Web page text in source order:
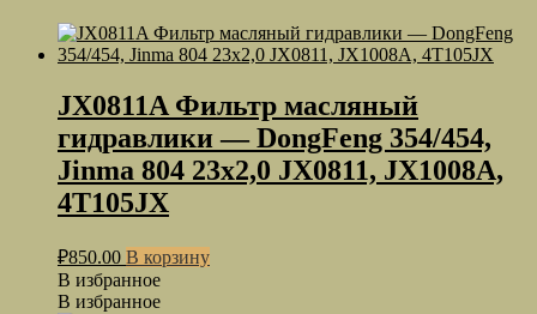
JX0811A Фильтр масляный
гидравлики — DongFeng 354/454,
Jinma 804 23х2,0 JX0811, JX1008А,
4Т105JX
₽850.00 В корзину
В избранное
В избранное